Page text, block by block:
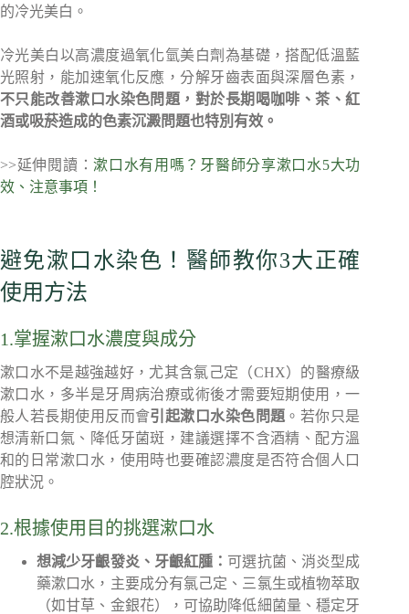
的冷光美白。
冷光美白以高濃度過氧化氫美白劑為基礎，搭配低溫藍
光照射，能加速氧化反應，分解牙齒表面與深層色素，
不只能改善漱口水染色問題，對於長期喝咖啡、茶、紅
酒或吸菸造成的色素沉澱問題也特別有效。
>>延伸閱讀：漱口水有用嗎？牙醫師分享漱口水5大功
效、注意事項！
避免漱口水染色！醫師教你3大正確
使用方法
1.掌握漱口水濃度與成分
漱口水不是越強越好，尤其含氯己定（CHX）的醫療級
漱口水，多半是牙周病治療或術後才需要短期使用，一
般人若長期使用反而會引起漱口水染色問題 。若你只是
想清新口氣、降低牙菌斑，建議選擇不含酒精、配方溫
和的日常漱口水，使用時也要確認濃度是否符合個人口
腔狀況。
2.根據使用目的挑選漱口水
想減少牙齦發炎、牙齦紅腫： 可選抗菌、消炎型成
藥漱口水，主要成分有氯己定、三氯生或植物萃取
（如甘草、金銀花），可協助降低細菌量、穩定牙